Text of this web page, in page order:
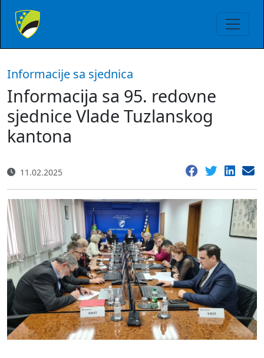
Informacije sa sjednica
Informacija sa 95. redovne
sjednice Vlade Tuzlanskog
kantona
11.02.2025